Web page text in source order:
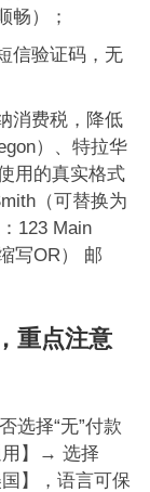
畅）；
信验证码，无
消费税，降低
）、特拉华
用的真实格式
（可替换为
123 Main
写OR） 邮
重点注意
选择“无”付款
用】→ 选择
】，语言可保